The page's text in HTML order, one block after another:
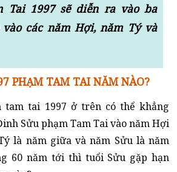
Tai 1997 sẽ diễn ra vào ba
các năm Hợi, năm Tý và
PHẠM TAM TAI NĂM NÀO?
tam tai 1997 ở trên có thể khẳng
Sửu phạm Tam Tai vào năm Hợi
là năm giữa và năm Sửu là năm
60 năm tới thì tuổi Sửu gặp hạn